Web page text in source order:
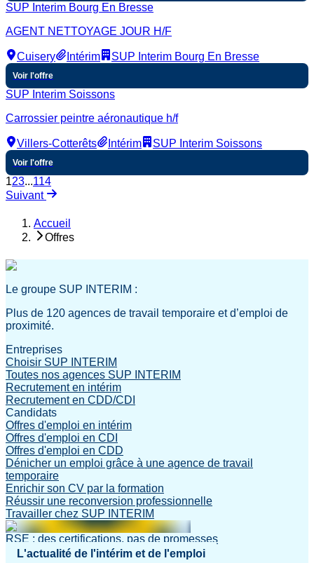
SUP Interim Bourg En Bresse
AGENT NETTOYAGE JOUR H/F
Cuisery Intérim SUP Interim Bourg En Bresse
Voir l'offre
SUP Interim Soissons
Carrossier peintre aéronautique h/f
Villers-Cotterêts Intérim SUP Interim Soissons
Voir l'offre
123...114
Suivant
Accueil
Offres
Le groupe SUP INTERIM :
Plus de 120 agences de travail temporaire et d’emploi de
proximité.
Entreprises
Choisir SUP INTERIM
Toutes nos agences SUP INTERIM
Recrutement en intérim
Recrutement en CDD/CDI
Candidats
Offres d'emploi en intérim
Offres d'emploi en CDI
Offres d'emploi en CDD
Dénicher un emploi grâce à une agence de travail
temporaire
Enrichir son CV par la formation
Réussir une reconversion professionnelle
Travailler chez SUP INTERIM
RSE : des certifications, pas de promesses
L'actualité de l'intérim et de l'emploi